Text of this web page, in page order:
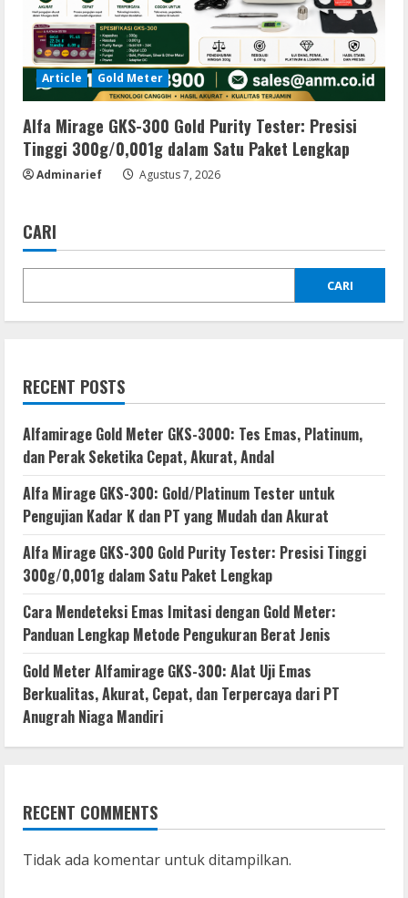
Article Gold Meter
Alfa Mirage GKS-300 Gold Purity Tester: Presisi
Tinggi 300g/0,001g dalam Satu Paket Lengkap
Adminarief Agustus 7, 2026
CARI
CARI
RECENT POSTS
Alfamirage Gold Meter GKS-3000: Tes Emas, Platinum,
dan Perak Seketika Cepat, Akurat, Andal
Alfa Mirage GKS-300: Gold/Platinum Tester untuk
Pengujian Kadar K dan PT yang Mudah dan Akurat
Alfa Mirage GKS-300 Gold Purity Tester: Presisi Tinggi
300g/0,001g dalam Satu Paket Lengkap
Cara Mendeteksi Emas Imitasi dengan Gold Meter:
Panduan Lengkap Metode Pengukuran Berat Jenis
Gold Meter Alfamirage GKS-300: Alat Uji Emas
Berkualitas, Akurat, Cepat, dan Terpercaya dari PT
Anugrah Niaga Mandiri
RECENT COMMENTS
Tidak ada komentar untuk ditampilkan.